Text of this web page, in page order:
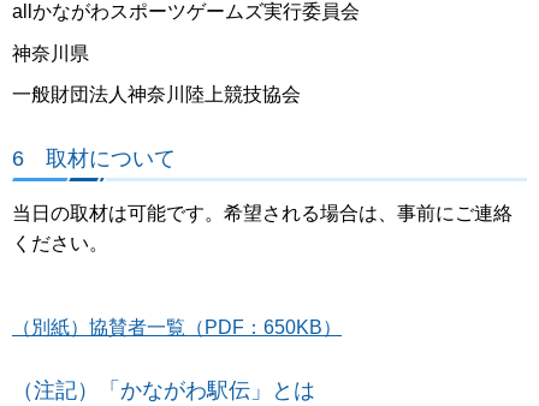
allかながわスポーツゲームズ実行委員会
神奈川県
一般財団法人神奈川陸上競技協会
6 取材について
当日の取材は可能です。希望される場合は、事前にご連絡
ください。
（別紙）協賛者一覧（PDF：650KB）
（注記）「かながわ駅伝」とは